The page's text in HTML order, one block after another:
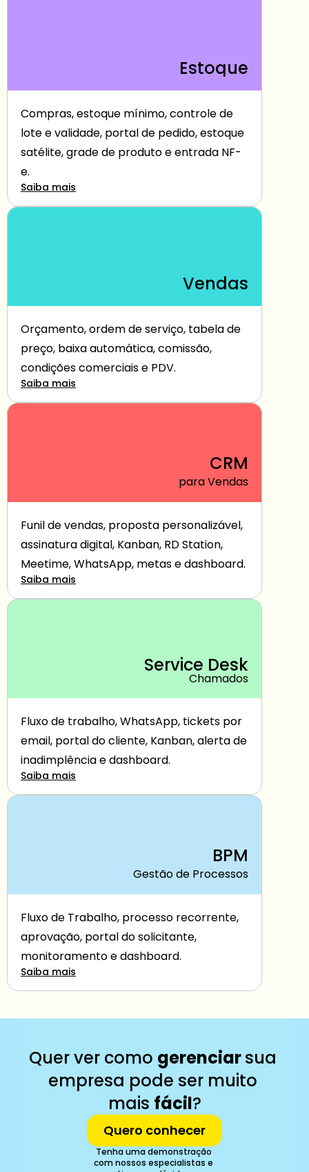
Estoque
Compras, estoque mínimo, controle de
lote e validade, portal de pedido, estoque
satélite, grade de produto e entrada NF-
e.
Saiba mais
Vendas
Orçamento, ordem de serviço, tabela de
preço, baixa automática, comissão,
condições comerciais e PDV.
Saiba mais
CRM
para Vendas
Funil de vendas, proposta personalizável,
assinatura digital, Kanban, RD Station,
Meetime, WhatsApp, metas e dashboard.
Saiba mais
Service Desk
Chamados
Fluxo de trabalho, WhatsApp, tickets por
email, portal do cliente, Kanban, alerta de
inadimplência e dashboard.
Saiba mais
BPM
Gestão de Processos
Fluxo de Trabalho, processo recorrente,
aprovação, portal do solicitante,
monitoramento e dashboard.
Saiba mais
Quer ver como gerenciar sua
empresa pode ser muito
mais fácil?
Quero conhecer
Tenha uma demonstração
com nossos especialistas e